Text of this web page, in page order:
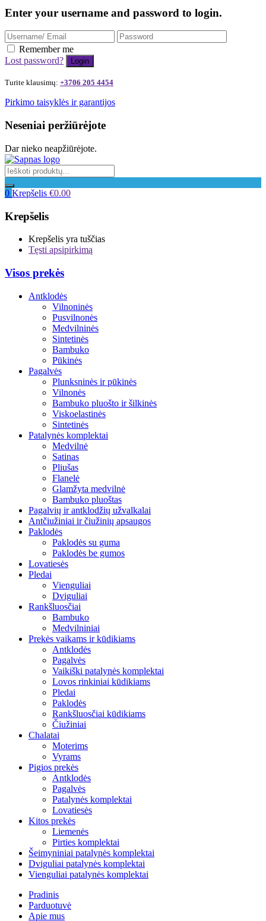
Enter your username and password to login.
Remember me
Lost password?
Turite klausimų: +3706 205 4454
Pirkimo taisyklės ir garantijos
Neseniai peržiūrėjote
Dar nieko neapžiūrėjote.
0 Krepšelis €0.00
Krepšelis
Krepšelis yra tuščias
Tęsti apsipirkimą
Visos prekės
Antklodės
Vilnoninės
Pusvilnonės
Medvilninės
Sintetinės
Bambuko
Pūkinės
Pagalvės
Plunksninės ir pūkinės
Vilnonės
Bambuko pluošto ir šilkinės
Viskoelastinės
Sintetinės
Patalynės komplektai
Medvilnė
Satinas
Pliušas
Flanelė
Glamžyta medvilnė
Bambuko pluoštas
Pagalvių ir antklodžių užvalkalai
Antčiužiniai ir čiužinių apsaugos
Paklodės
Paklodės su guma
Paklodės be gumos
Lovatiesės
Pledai
Vienguliai
Dviguliai
Rankšluosčiai
Bambuko
Medvilniniai
Prekės vaikams ir kūdikiams
Antklodės
Pagalvės
Vaikiški patalynės komplektai
Lovos rinkiniai kūdikiams
Pledai
Paklodės
Rankšluosčiai kūdikiams
Čiužiniai
Chalatai
Moterims
Vyrams
Pigios prekės
Antklodės
Pagalvės
Patalynės komplektai
Lovatiesės
Kitos prekės
Liemenės
Pirties komplektai
Šeimyniniai patalynės komplektai
Dviguliai patalynės komplektai
Vienguliai patalynės komplektai
Pradinis
Parduotuvė
Apie mus